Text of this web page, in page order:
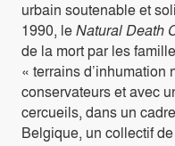
urbain soutenable et
1990, leNatural Death
de la mort par les
« terrains
conservateurs et avec
cercueils, dans un
Belgique, un collectif